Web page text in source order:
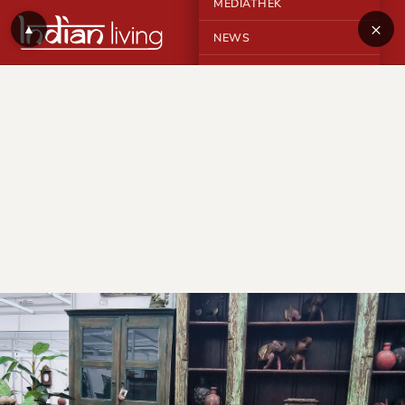
MEDIATHEK
NEWS ×
▲